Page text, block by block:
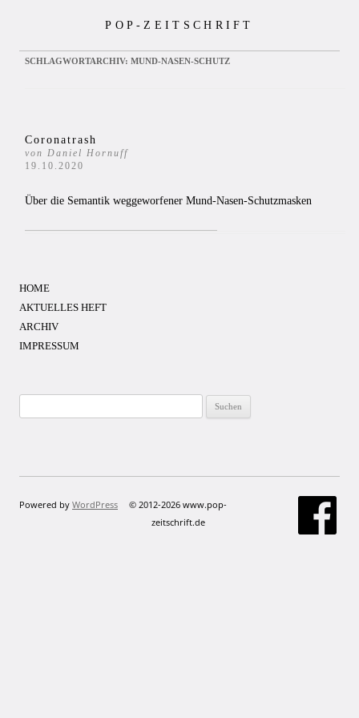
POP-ZEITSCHRIFT
SCHLAGWORTARCHIV: MUND-NASEN-SCHUTZ
Coronatrash
von Daniel Hornuff
19.10.2020
Über die Semantik weggeworfener Mund-Nasen-Schutzmasken
HOME
AKTUELLES HEFT
ARCHIV
IMPRESSUM
nach:
Powered by WordPress
© 2012-2026 www.pop-
zeitschrift.de